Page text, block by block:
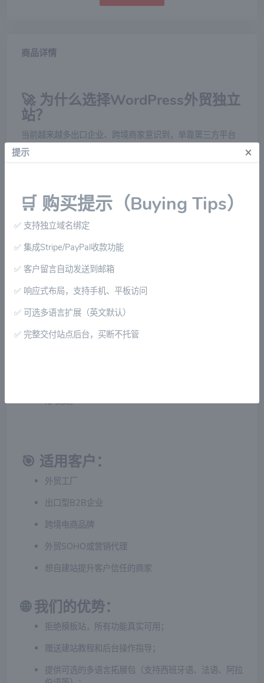
商品详情
🚀 为什么选择WordPress外贸独立
站？
当前越来越多出口企业、跨境商家意识到，单靠第三方平台
难以积累品牌资产。通过搭建WordPress外贸独立站，您将
获得100%所有权的官网系统，既可以展示产品与公司信息，
🔧 我们提供的服务内容：
✅ 专业搭建 ：基于WordPress系统搭建独立站，界面
简洁，支持模块自定义；
✅收款集成：内置PayPal / Stripe等主流收款接口，客
户下单即付；
✅询盘功能 ：支持客户在线留言，邮件自动推送；
✅独立域名绑定：绑定企业专属域名，更具专业度；
形收费。
🎯 适用客户：
外贸工厂
出口型B2B企业
跨境电商品牌
外贸SOHO或营销代理
想自建站提升客户信任的商家
🌐 我们的优势：
拒绝模板站，所有功能真实可用；
赠送建站教程和后台操作指导；
提供可选的多语言拓展包（支持西班牙语、法语、阿拉
提示 ×
🛒 购买提示（Buying Tips）
✅ 支持独立域名绑定
✅ 集成Stripe/PayPal收款功能
✅ 客户留言自动发送到邮箱
✅ 响应式布局，支持手机、平板访问
✅ 可选多语言扩展（英文默认）
✅ 完整交付站点后台，买断不托管